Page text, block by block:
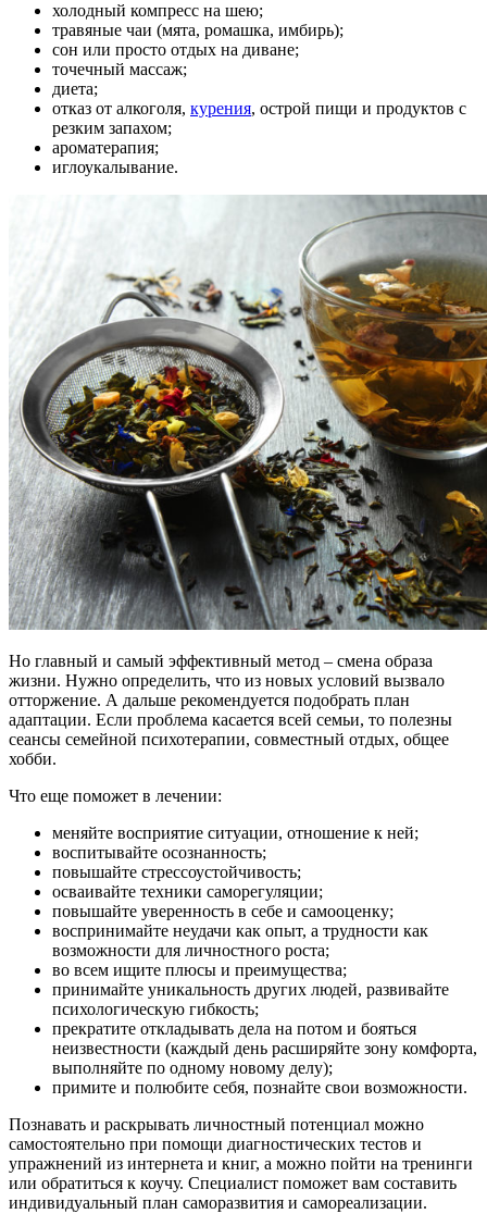
холодный компресс на шею;
травяные чаи (мята, ромашка, имбирь);
сон или просто отдых на диване;
точечный массаж;
диета;
отказ от алкоголя, курения, острой пищи и продуктов с
резким запахом;
ароматерапия;
иглоукалывание.
Но главный и самый эффективный метод – смена образа
жизни. Нужно определить, что из новых условий вызвало
отторжение. А дальше рекомендуется подобрать план
адаптации. Если проблема касается всей семьи, то полезны
сеансы семейной психотерапии, совместный отдых, общее
хобби.
Что еще поможет в лечении:
меняйте восприятие ситуации, отношение к ней;
воспитывайте осознанность;
повышайте стрессоустойчивость;
осваивайте техники саморегуляции;
повышайте уверенность в себе и самооценку;
воспринимайте неудачи как опыт, а трудности как
возможности для личностного роста;
во всем ищите плюсы и преимущества;
принимайте уникальность других людей, развивайте
психологическую гибкость;
прекратите откладывать дела на потом и бояться
неизвестности (каждый день расширяйте зону комфорта,
выполняйте по одному новому делу);
примите и полюбите себя, познайте свои возможности.
Познавать и раскрывать личностный потенциал можно
самостоятельно при помощи диагностических тестов и
упражнений из интернета и книг, а можно пойти на тренинги
или обратиться к коучу. Специалист поможет вам составить
индивидуальный план саморазвития и самореализации.